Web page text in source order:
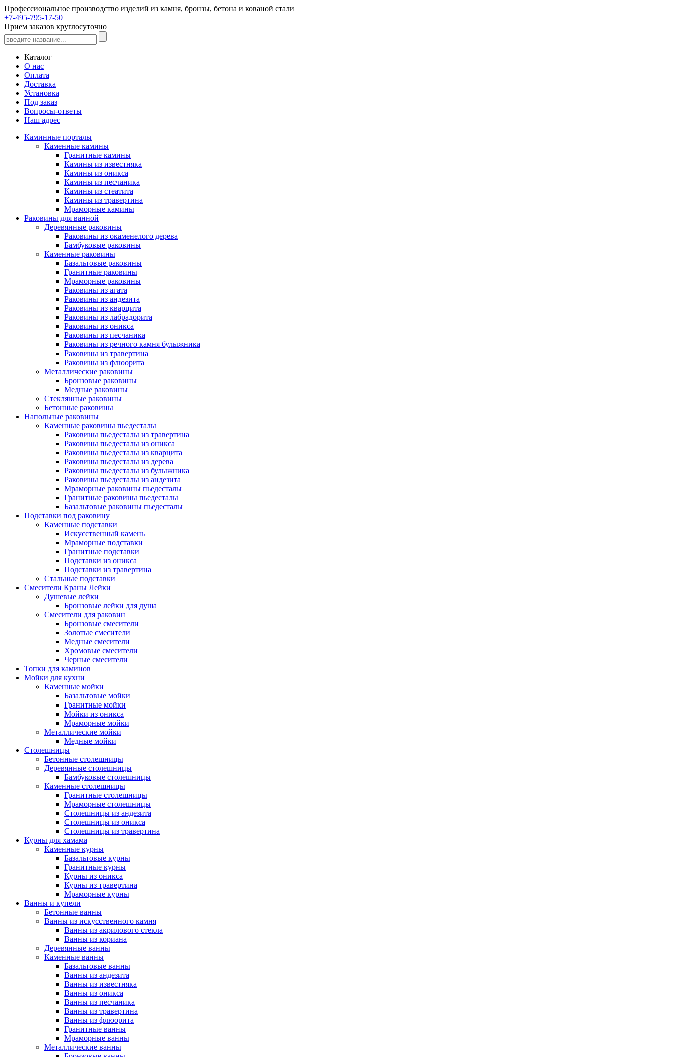
Профессиональное производство изделий из камня, бронзы, бетона и кованой стали
+7-495-795-17-50
Прием заказов круглосуточно
Каталог
О нас
Оплата
Доставка
Установка
Под заказ
Вопросы-ответы
Наш адрес
Каминные порталы
Каменные камины
Гранитные камины
Камины из известняка
Камины из оникса
Камины из песчаника
Камины из стеатита
Камины из травертина
Мраморные камины
Раковины для ванной
Деревянные раковины
Раковины из окаменелого дерева
Бамбуковые раковины
Каменные раковины
Базальтовые раковины
Гранитные раковины
Мраморные раковины
Раковины из агата
Раковины из андезита
Раковины из кварцита
Раковины из лабрадорита
Раковины из оникса
Раковины из песчаника
Раковины из речного камня булыжника
Раковины из травертина
Раковины из флюорита
Металлические раковины
Бронзовые раковины
Медные раковины
Стеклянные раковины
Бетонные раковины
Напольные раковины
Каменные раковины пьедесталы
Раковины пьедесталы из травертина
Раковины пьедесталы из оникса
Раковины пьедесталы из кварцита
Раковины пьедесталы из дерева
Раковины пьедесталы из булыжника
Раковины пьедесталы из андезита
Мраморные раковины пьедесталы
Гранитные раковины пьедесталы
Базальтовые раковины пьедесталы
Подставки под раковину
Каменные подставки
Искусственный камень
Мраморные подставки
Гранитные подставки
Подставки из оникса
Подставки из травертина
Стальные подставки
Смесители Краны Лейки
Душевые лейки
Бронзовые лейки для душа
Смесители для раковин
Бронзовые смесители
Золотые смесители
Медные смесители
Хромовые смесители
Черные смесители
Топки для каминов
Мойки для кухни
Каменные мойки
Базальтовые мойки
Гранитные мойки
Мойки из оникса
Мраморные мойки
Металлические мойки
Медные мойки
Столешницы
Бетонные столешницы
Деревянные столешницы
Бамбуковые столешницы
Каменные столешницы
Гранитные столешницы
Мраморные столешницы
Столешницы из андезита
Столешницы из оникса
Столешницы из травертина
Курны для хамама
Каменные курны
Базальтовые курны
Гранитные курны
Курны из оникса
Курны из травертина
Мраморные курны
Ванны и купели
Бетонные ванны
Ванны из искусственного камня
Ванны из акрилового стекла
Ванны из кориана
Деревянные ванны
Каменные ванны
Базальтовые ванны
Ванны из андезита
Ванны из известняка
Ванны из оникса
Ванны из песчаника
Ванны из травертина
Ванны из флюорита
Гранитные ванны
Мраморные ванны
Металлические ванны